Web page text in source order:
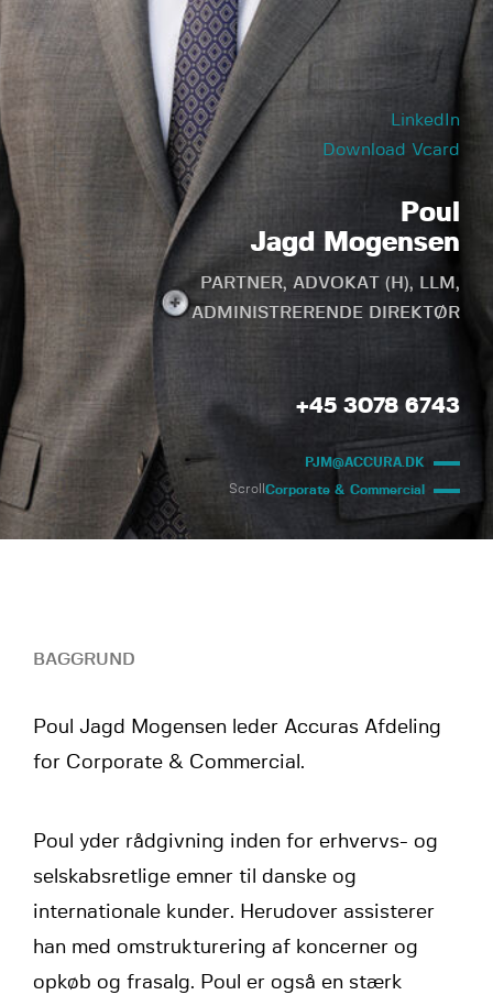
LinkedIn
Download Vcard
Poul
Jagd Mogensen
PARTNER, ADVOKAT (H), LLM,
ADMINISTRERENDE DIREKTØR
+45 3078 6743
PJM@ACCURA.DK
Corporate & Commercial
Scroll
BAGGRUND
Poul Jagd Mogensen leder Accuras Afdeling
for Corporate & Commercial.
Poul yder rådgivning inden for erhvervs- og
selskabsretlige emner til danske og
internationale kunder. Herudover assisterer
han med omstrukturering af koncerner og
opkøb og frasalg. Poul er også en stærk